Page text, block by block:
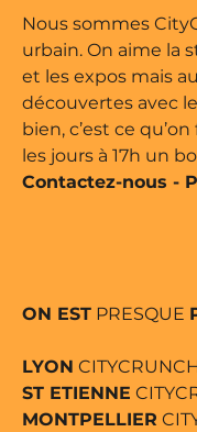
•
édité par
Nous sommes
urbain. On aime la
et les expos mais
découvertes avec
bien, c’est ce
les jours à 17h un
Contactez-nous -
ON EST PRESQUE
LYON
ST ETIENNE
MONTPELLIER